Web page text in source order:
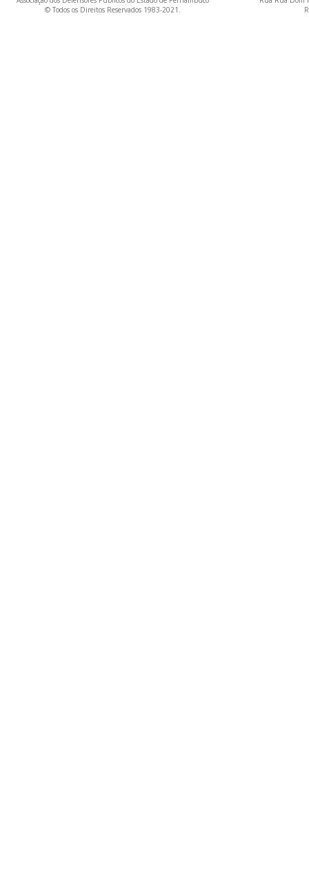
© Todos os Direitos Reservados 1983-2021.